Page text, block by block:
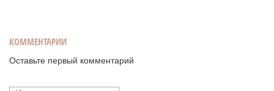
КОММЕНТАРИИ
Оставьте первый комментарий